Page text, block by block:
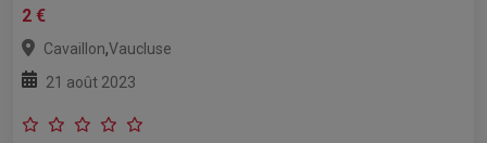
2 €
Cavaillon,Vaucluse
21 août 2023